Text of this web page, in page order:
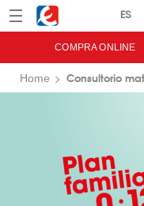
Menú Eroski
COMPRA ONLINE
Home Consultorio